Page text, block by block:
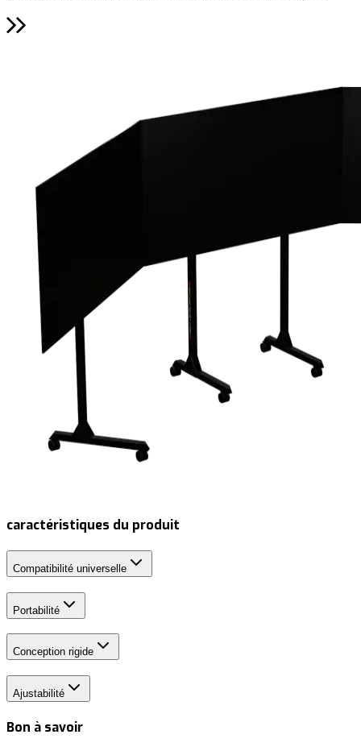
caractéristiques du produit
Compatibilité universelle
Portabilité
Conception rigide
Ajustabilité
Bon à savoir